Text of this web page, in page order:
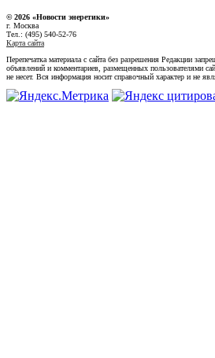
© 2026 «Новости энеретики»
г. Москва
Тел.: (495) 540-52-76
Карта сайта
Перепечатка материала с сайта без разрешения Редакции
объявлений и комментариев, размещенных пользователями
не несет. Вся информация носит справочный характер и не